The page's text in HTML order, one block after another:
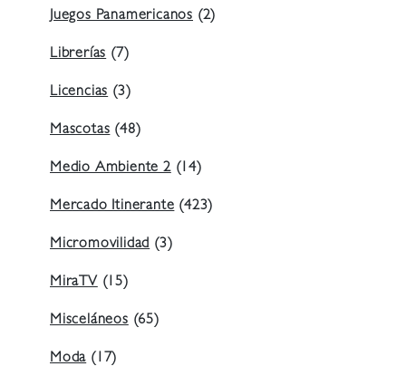
Juegos Panamericanos (2)
Librerías(7)
Licencias(3)
Mascotas(48)
Medio Ambiente 2(14)
Mercado Itinerante(423)
Micromovilidad(3)
MiraTV(15)
Misceláneos(65)
Moda(17)